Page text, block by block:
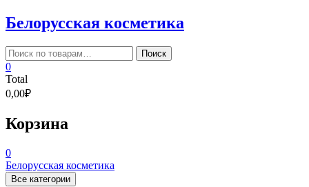
Skip
to
content
Белорусская косметика
Искать: Поиск
0
Total
0,00₽
Корзина
0
Белорусская косметика
Все категории